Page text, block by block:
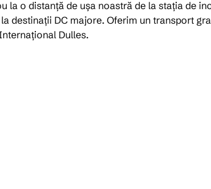
la o distanță de ușa noastră de la stația de
destinații DC majore. Oferim un transport
Dulles.